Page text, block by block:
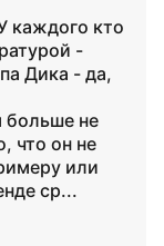
каждого кто
-
Дика - да,
не
что он не
или
ср...